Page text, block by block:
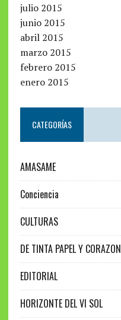
julio 2015
junio 2015
abril 2015
marzo 2015
febrero 2015
enero 2015
CATEGORÍAS
AMASAME
Conciencia
CULTURAS
DE TINTA PAPEL Y CORAZON
EDITORIAL
HORIZONTE DEL VI SOL